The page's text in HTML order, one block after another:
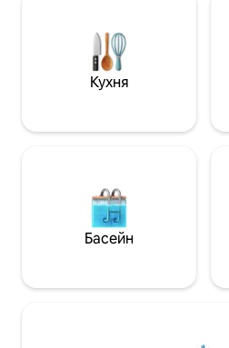
тих, хто шукає відпочинок,
здійснити свою мрію.
Кухня
Басейн